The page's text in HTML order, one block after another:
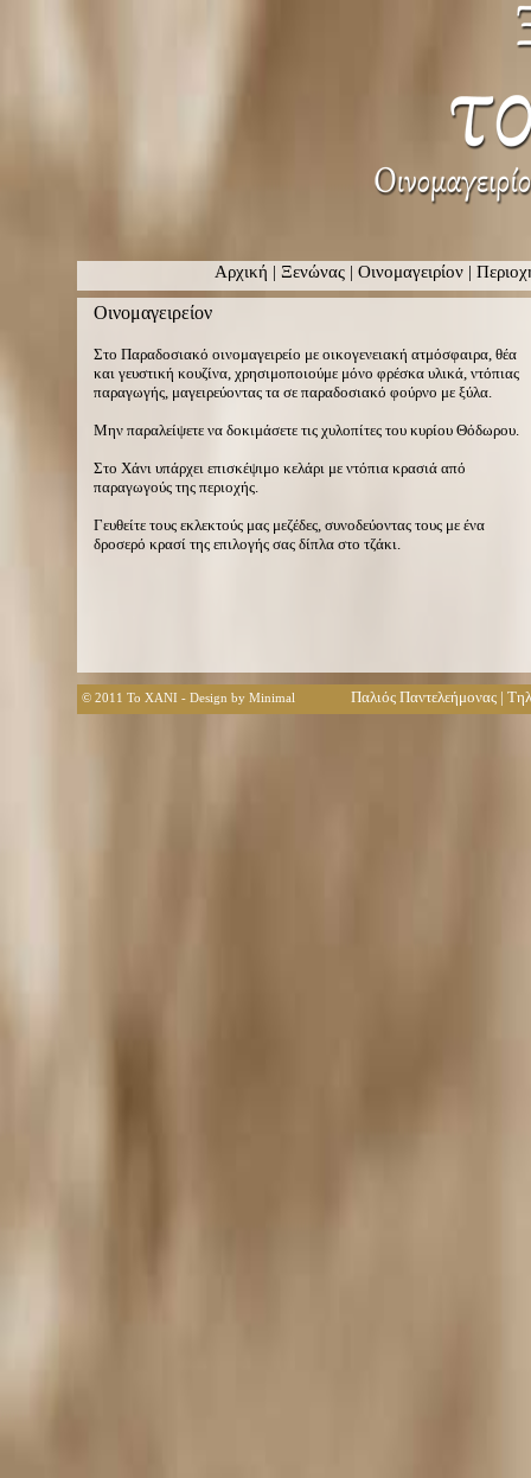
© 2011 To XANI - Design by Minimal Παλιός Παντελεήμονας |
Οινομαγειρείον
Στο Παραδοσιακό οινομαγειρείο με οικογενειακή ατμόσφαιρα, θέα
και γευστική κουζίνα, χρησιμοποιούμε μόνο φρέσκα υλικά, ντόπιας
παραγωγής, μαγειρεύοντας τα σε παραδοσιακό φούρνο με ξύλα.
Μην παραλείψετε να δοκιμάσετε τις χυλοπίτες του κυρίου Θόδωρου.
Στο Χάνι υπάρχει επισκέψιμο κελάρι με ντόπια κρασιά από
παραγωγούς της περιοχής.
Γευθείτε τους εκλεκτούς μας μεζέδες, συνοδεύοντας τους με ένα
δροσερό κρασί της επιλογής σας δίπλα στο τζάκι.
Αρχική | Ξενώνας| Οινομαγειρίον|